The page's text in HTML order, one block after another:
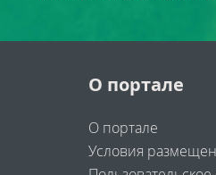
О портале
О портале
Условия